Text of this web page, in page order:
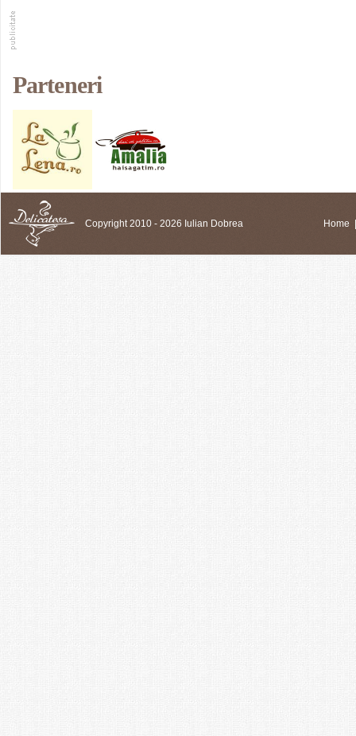
Parteneri
Copyright 2010 - 2026 Iulian Dobrea Home |